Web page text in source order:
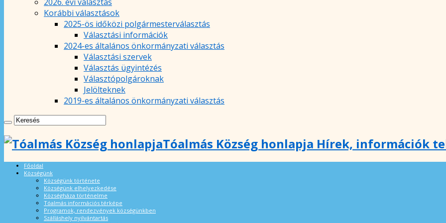
Korábbi választások
2025-ös időközi polgármesterválasztás
Választási információk
2024-es általános önkormányzati választás
Választási szervek
Választás ügyintézés
Választópolgároknak
Jelölteknek
2019-es általános önkormányzati választás
Tóalmás Község honlapja Hírek, információk
Főoldal
Községünk
Községünk története
Községünk elhelyezkedése
Községháza történelme
Tóalmás információs térképe
Programok, rendezvények községünkben
Szálláshely nyilvántartás